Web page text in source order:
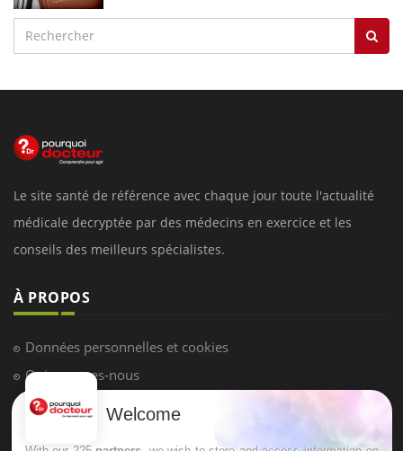
Le site santé de référence avec chaque jour toute l'actualité
médicale decryptée par des médecins en exercice et les
conseils des meilleurs spécialistes.
À PROPOS
Données personnelles et cookies
Qui sommes-nous
Conditions d'utilisation
Welcome